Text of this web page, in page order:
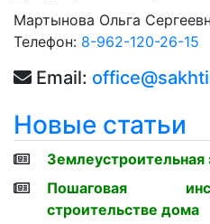
Мартынова Ольга
Телефон: 8-962-120-26-15
Email:
Новые статьи
Землеустроительная
Пошаговая
строительстве дома